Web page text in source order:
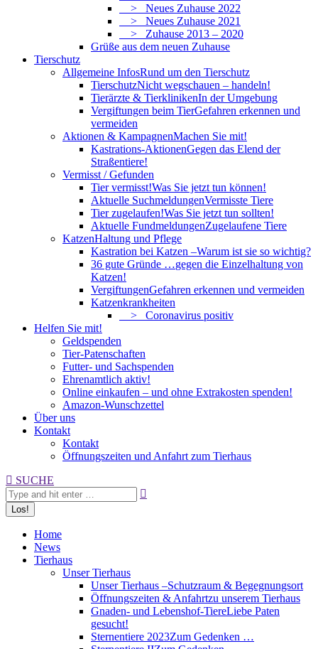
> Neues Zuhause 2022
> Neues Zuhause 2021
> Zuhause 2013 – 2020
Grüße aus dem neuen Zuhause
Tierschutz
Allgemeine InfosRund um den Tierschutz
TierschutzNicht wegschauen – handeln!
Tierärzte & TierklinikenIn der Umgebung
Vergiftungen beim TierGefahren erkennen und
vermeiden
Aktionen & KampagnenMachen Sie mit!
Kastrations-AktionenGegen das Elend der
Straßentiere!
Vermisst / Gefunden
Tier vermisst!Was Sie jetzt tun können!
Aktuelle SuchmeldungenVermisste Tiere
Tier zugelaufen!Was Sie jetzt tun sollten!
Aktuelle FundmeldungenZugelaufene Tiere
KatzenHaltung und Pflege
Kastration bei Katzen –Warum ist sie so wichtig?
36 gute Gründe …gegen die Einzelhaltung von
Katzen!
VergiftungenGefahren erkennen und vermeiden
Katzenkrankheiten
> Coronavirus positiv
Helfen Sie mit!
Geldspenden
Tier-Patenschaften
Futter- und Sachspenden
Ehrenamtlich aktiv!
Online einkaufen – und ohne Extrakosten spenden!
Amazon-Wunschzettel
Über uns
Kontakt
Kontakt
Öffnungszeiten und Anfahrt zum Tierhaus
Search:
SUCHE
Home
News
Tierhaus
Unser Tierhaus
Unser Tierhaus –Schutzraum & Begegnungsort
Öffnungszeiten & Anfahrtzu unserem Tierhaus
Gnaden- und Lebenshof-TiereLiebe Paten
gesucht!
Sternentiere 2023Zum Gedenken …